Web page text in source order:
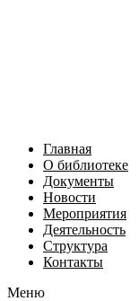
Главная
О библиотеке
Документы
Новости
Мероприятия
Деятельность
Структура
Контакты
Меню